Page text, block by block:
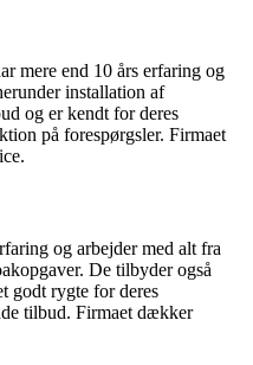
mere end 10 års erfaring og
installation af
og er kendt for deres
på forespørgsler. Firmaet
og arbejder med alt fra
De tilbyder også
godt rygte for deres
tilbud. Firmaet dækker